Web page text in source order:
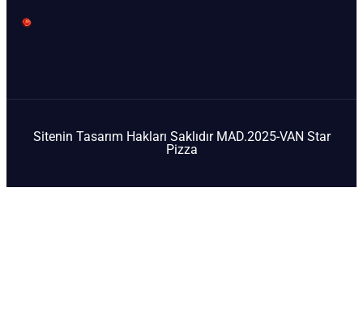
Sitenin Tasarım Hakları Saklıdır MAD.2025-VAN Star
Pizza